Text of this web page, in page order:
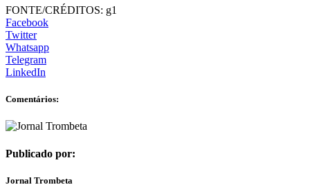
FONTE/CRÉDITOS: g1
Facebook
Twitter
Whatsapp
Telegram
LinkedIn
Comentários:
Publicado por:
Jornal Trombeta